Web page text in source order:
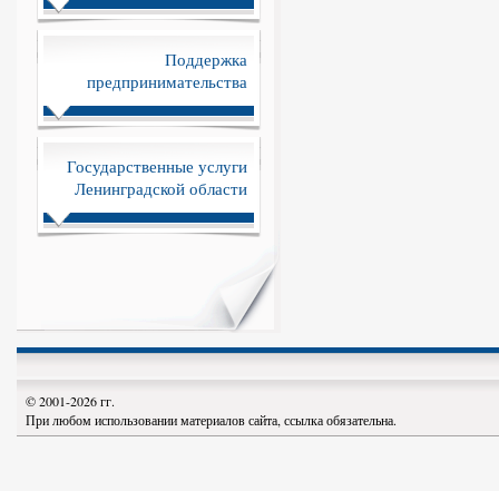
Поддержка
предпринимательства
Государственные услуги
Ленинградской области
© 2001-2026 гг.
При любом использовании материалов сайта, ссылка обязательна.